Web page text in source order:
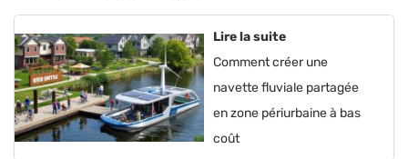
Lire la suite
Comment créer une
navette fluviale partagée
en zone périurbaine à bas
coût